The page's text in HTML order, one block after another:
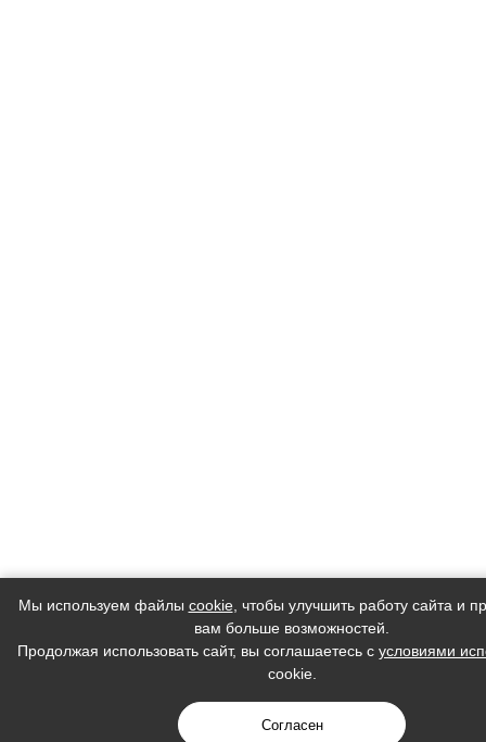
Мы используем файлы cookie, чтобы улучшить работу сайта и
вам больше возможностей.
Продолжая использовать сайт, вы соглашаетесь с условиями
cookie.
Согласен